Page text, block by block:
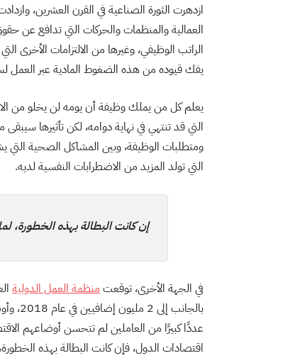
ازدهرت الثورة الصناعية في القرن العشرين،
العمالية والمنظمات والحركات التي تدافع عن
الراتب الوظيفي، وغيرها من الالتزامات
يفك قيوده من هذه الضغوط المادية عبر العمل
يعلم كل من يملك وظيفة أن يومه لن يخلو من
التي قد تنتهي في نهاية دوامه، لكن تأثيرها
ومتطلبات الوظيفة، وبين المشاكل الصحية التي
التي تولد المزيد من الاضطرابات النفسية لديه.
إن كانت البطالة بهذه الخطورة،
في الجهة الأخرى، توقعت منظمة العمل الدولية
عددًا كبيرًا من العاملين لم تتحسن أوضاعهم
اقتصادات الدول، فإن كانت البطالة بهذه